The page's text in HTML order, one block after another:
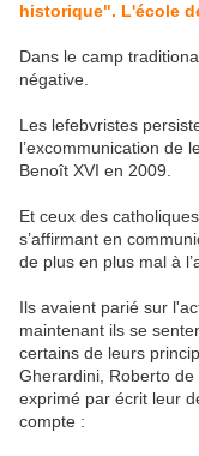
historique". L'école
Dans le camp
négative.
Les lefebvristes
l’excommunication de
Benoît XVI en 2009.
Et ceux des
s’affirmant en
de plus en plus mal à
Ils avaient parié sur
maintenant ils se
certains de leurs
Gherardini, Roberto
exprimé par écrit leur
compte :